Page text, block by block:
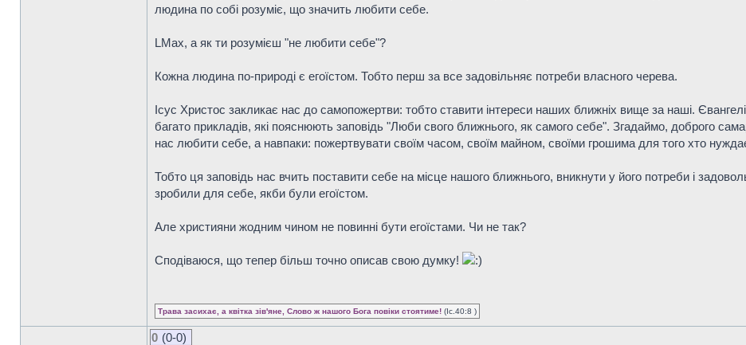
людина по собі розуміє, що значить любити себе.
LMax, а як ти розумієш "не любити себе"?
Кожна людина по-природі є егоїстом. Тобто перш за все задовільняє потреби власного черева.
Ісус Христос закликає нас до самопожертви: тобто ставити інтереси наших ближніх вище за наші.
багато прикладів, які пояснюють заповідь "Люби свого ближнього, як самого себе". Згадаймо, доброго
нас любити себе, а навпаки: пожертвувати своїм часом, своїм майном, своїми грошима для того хто
Тобто ця заповідь нас вчить поставити себе на місце нашого ближнього, вникнути у його потреби і
зробили для себе, якби були егоїстом.
Але християни жодним чином не повинні бути егоїстами. Чи не так?
Сподіваюся, що тепер більш точно описав свою думку!
Трава засихає, а квітка зів'яне, Слово ж нашого Бога повіки стоятиме! (Іс.40:8 )
0 (0-0)